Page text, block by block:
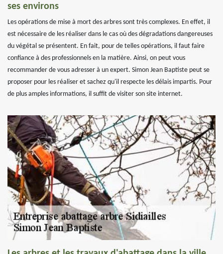
ses environs
Les opérations de mise à mort des arbres sont très complexes. En effet, il
est nécessaire de les réaliser dans le cas où des dégradations dangereuses
du végétal se présentent. En fait, pour de telles opérations, il faut faire
confiance à des professionnels en la matière. Ainsi, on peut vous
recommander de vous adresser à un expert. Simon Jean Baptiste peut se
proposer pour les réaliser et sachez qu'il respecte les délais impartis. Pour
de plus amples informations, il suffit de visiter son site internet.